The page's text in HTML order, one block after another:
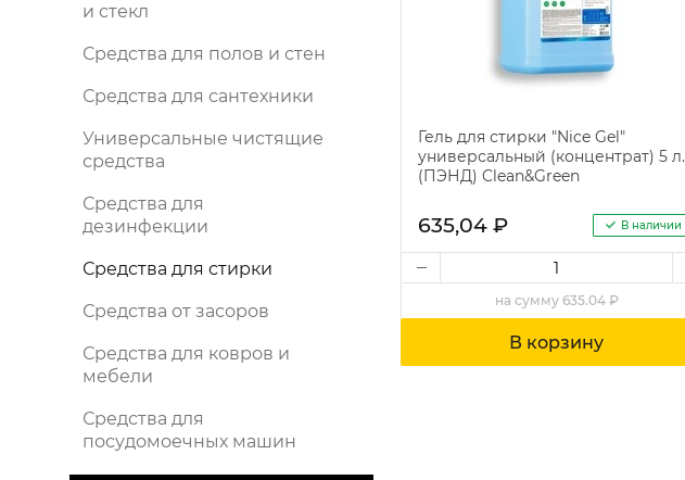
и стекл
Средства для полов и стен
Средства для сантехники
Универсальные чистящие
средства
Средства для
дезинфекции
Средства для стирки
Средства от засоров
Средства для ковров и
мебели
Средства для
посудомоечных машин
Гель для стирки "Nice Gel"
универсальный (концентрат) 5 л.
(ПЭНД) Clean&Green
В наличии
635,04 ₽
на сумму 635.04 ₽
В корзину